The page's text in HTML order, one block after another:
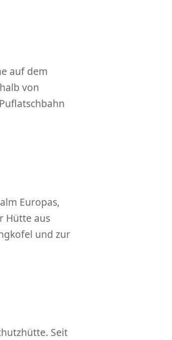
auf dem
von
Europas,
Hütte aus
und zur
Seit